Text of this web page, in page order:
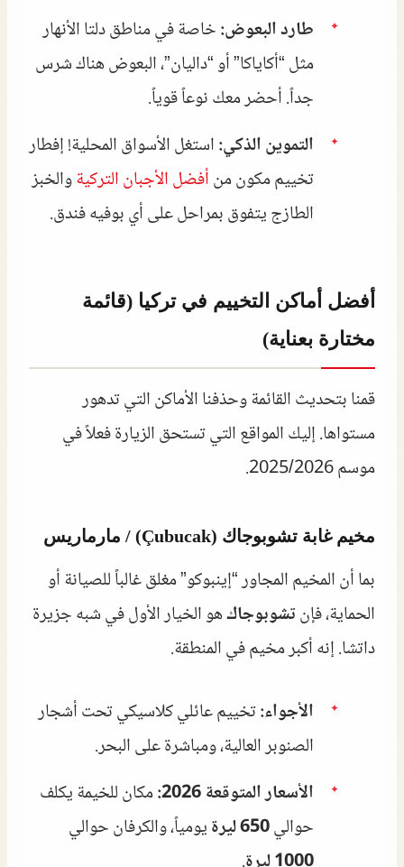
طارد البعوض:خاصة في مناطق دلتا الأنهار
مثل “أكاياكا” أو “داليان”، البعوض هناك شرس
جداً. أحضر معك نوعاً قوياً.
التموين الذكي:استغل الأسواق المحلية! إفطار
تخييم مكون منأفضل الأجبان التركيةوالخبز
الطازج يتفوق بمراحل على أي بوفيه فندق.
أفضل أماكن التخييم في تركيا (قائمة
مختارة بعناية)
قمنا بتحديث القائمة وحذفنا الأماكن التي تدهور
مستواها. إليك المواقع التي تستحق الزيارة فعلاً في
موسم 2025/2026.
مخيم غابة تشوبوجاك (Çubucak) / مارماريس
بما أن المخيم المجاور “إينبوكو” مغلق غالباً للصيانة أو
الحماية، فإنتشوبوجاكهو الخيار الأول في شبه جزيرة
داتشا. إنه أكبر مخيم في المنطقة.
الأجواء:تخييم عائلي كلاسيكي تحت أشجار
الصنوبر العالية، ومباشرة على البحر.
الأسعار المتوقعة 2026:
مكان للخيمة يكلف
حوالي650 ليرة
يومياً، والكرفان حوالي